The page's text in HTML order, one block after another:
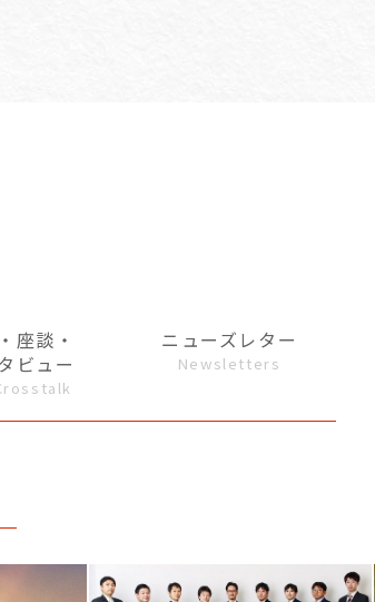
座談・
ビュー
ニューズレター
Newsletters